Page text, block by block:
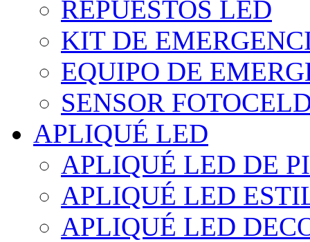
REPUESTOS LED
KIT DE
EQUIPO DE
SENSOR
APLIQUÉ LED
APLIQUÉ LED DE
APLIQUÉ LED
APLIQUÉ LED